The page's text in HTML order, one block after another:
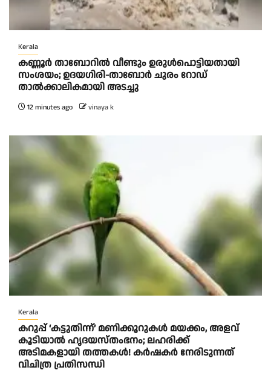
Kerala
കണ്ണൂർ താബോറിൽ വീണ്ടും ഉരുൾപൊട്ടിയതായി
സംശയം; ഉദയഗിരി-താബോർ ചുരം റോഡ്
താൽക്കാലികമായി അടച്ചു
12 minutes ago vinaya k
Kerala
കറുപ്പ് ‘കട്ടുതിന്ന്’ മണിക്കൂറുകൾ മയക്കം, അളവ്
കൂടിയാൽ ഹൃദയസ്തംഭനം; ലഹരിക്ക്
അടിമകളായി തത്തകള്‍! കർഷകർ നേരിടുന്നത്
വിചിത്ര പ്രതിസന്ധി